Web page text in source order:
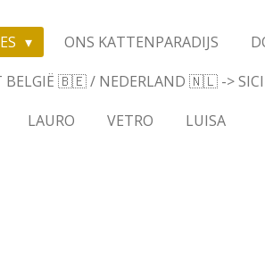
ONS KATTENPARADIJS
BELGIË 🇧🇪 / NEDERLAND 🇳🇱 ->
LAURO VETRO LUISA